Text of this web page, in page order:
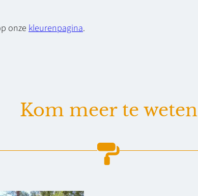
onze kleurenpagina.
Kom meer te weten